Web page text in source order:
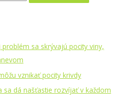
sa skrývajú pocity viny,
vznikať pocity krivdy
sa dá našťastie rozvíjať v každom